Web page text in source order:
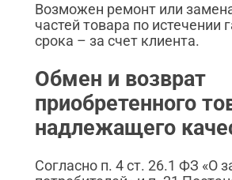
Возможен ремонт или
частей товара по истечении
срока – за счет клиента.
Обмен и возврат
приобретенного
надлежащего
Согласно п. 4 ст. 26.1 ФЗ «О